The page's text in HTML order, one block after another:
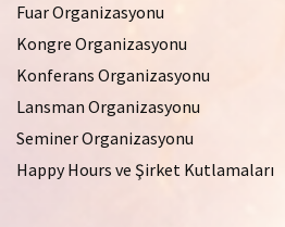
Fuar Organizasyonu
Kongre Organizasyonu
Konferans Organizasyonu
Lansman Organizasyonu
Seminer Organizasyonu
Happy Hours ve Şirket Kutlamaları